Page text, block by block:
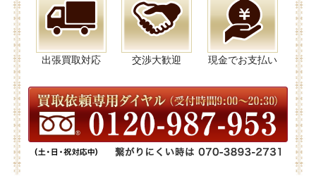
出張買取対応 交渉大歓迎 現金でお支払い